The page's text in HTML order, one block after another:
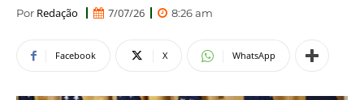
Por Redação 7/07/26 8:26 am
Facebook X WhatsApp